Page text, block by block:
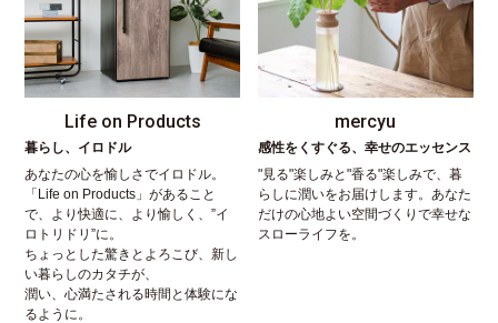
Life on Products
暮らし、イロドル
あなたの心を愉しさでイロドル。
「Life on Products」があること
で、より快適に、より愉しく、”イ
ロトリドリ”に。
ちょっとした驚きとよろこび、新し
い暮らしのカタチが、
潤い、心満たされる時間と体験にな
るように。
mercyu
感性をくすぐる、幸せのエッセンス
"見る"楽しみと"香る"楽しみで、暮
らしに潤いをお届けします。あなた
だけの心地よい空間づくりで幸せな
スローライフを。